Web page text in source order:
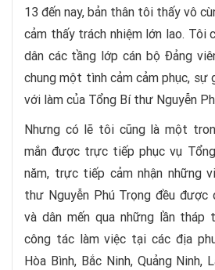
13 đến nay, bản thân tôi thấy vô
cảm thấy trách nhiệm lớn lao. Tôi
dân các tầng lớp cán bộ Đảng
chung một tình cảm cảm phục, sự
với làm của Tổng Bí thư Nguyễn
Nhưng có lẽ tôi cũng là một
mắn được trực tiếp phục vụ
năm, trực tiếp cảm nhận những
thư Nguyễn Phú Trọng đều được
và dân mến qua những lần
công tác làm việc tại các địa
Hòa Bình, Bắc Ninh, Quảng Ninh,